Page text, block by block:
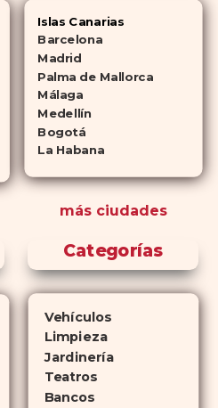
Islas Canarias
Barcelona
Madrid
Palma de Mallorca
Málaga
Medellín
Bogotá
La Habana
más ciudades
Categorías
Vehículos
Limpieza
Jardinería
Teatros
Bancos